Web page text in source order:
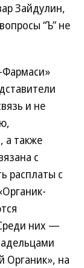
Зайдулин,
“Ъ” не
и не
а также
с
расплаты с
них —
Органик», на